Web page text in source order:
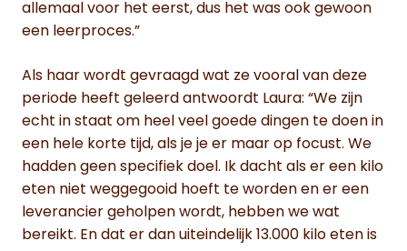
allemaal voor het eerst, dus het was ook gewoon
een leerproces.”
Als haar wordt gevraagd wat ze vooral van deze
periode heeft geleerd antwoordt Laura: “We zijn
echt in staat om heel veel goede dingen te doen in
een hele korte tijd, als je je er maar op focust. We
hadden geen specifiek doel. Ik dacht als er een kilo
eten niet weggegooid hoeft te worden en er een
leverancier geholpen wordt, hebben we wat
bereikt. En dat er dan uiteindelijk 13.000 kilo eten is